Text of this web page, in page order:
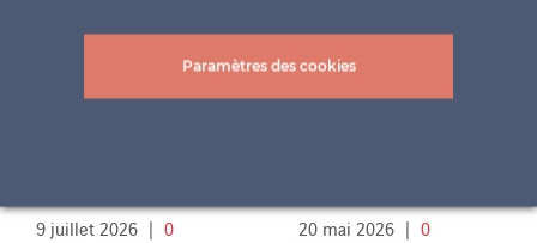
9 juillet 2026 | 0
20 mai 2026 | 0
Paramètres des cookies